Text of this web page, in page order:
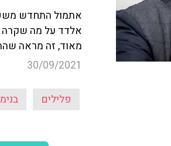
אלדד על מה שקרה
מאוד, זה מראה
30/09/2021
פלילים